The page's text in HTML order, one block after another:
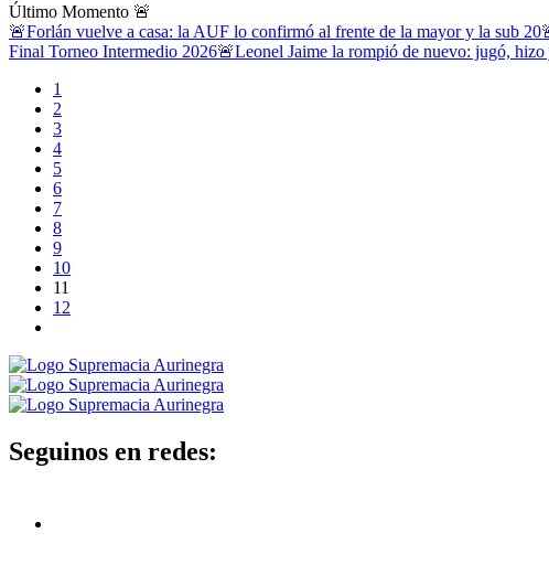
Último Momento 🚨
🚨Forlán vuelve a casa: la AUF lo confirmó al frente de la mayor y la sub 20
Final Torneo Intermedio 2026🚨Leonel Jaime la rompió de nuevo: jugó,
1
2
3
4
5
6
7
8
9
10
11
12
Seguinos en redes: